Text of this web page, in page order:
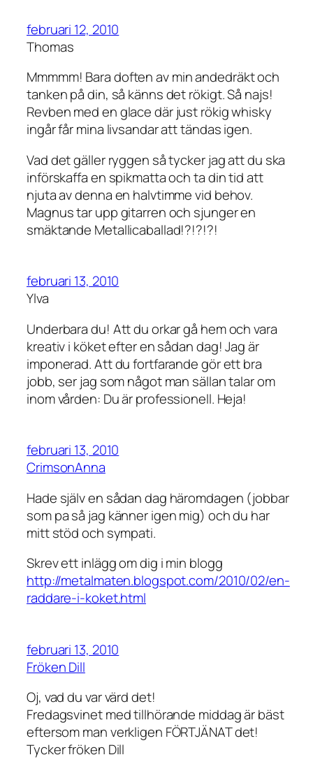
februari 12, 2010
Thomas
Mmmmm! Bara doften av min andedräkt och
tanken på din, så känns det rökigt. Så najs!
Revben med en glace där just rökig whisky
ingår får mina livsandar att tändas igen.
Vad det gäller ryggen så tycker jag att du ska
införskaffa en spikmatta och ta din tid att
njuta av denna en halvtimme vid behov.
Magnus tar upp gitarren och sjunger en
smäktande Metallicaballad!?!?!?!
februari 13, 2010
Ylva
Underbara du! Att du orkar gå hem och vara
kreativ i köket efter en sådan dag! Jag är
imponerad. Att du fortfarande gör ett bra
jobb, ser jag som något man sällan talar om
inom vården: Du är professionell. Heja!
februari 13, 2010
CrimsonAnna
Hade själv en sådan dag häromdagen (jobbar
som pa så jag känner igen mig) och du har
mitt stöd och sympati.
Skrev ett inlägg om dig i min blogg
http://metalmaten.blogspot.com/2010/02/en-
raddare-i-koket.html
februari 13, 2010
Fröken Dill
Oj, vad du var värd det!
Fredagsvinet med tillhörande middag är bäst
eftersom man verkligen FÖRTJÄNAT det!
Tycker fröken Dill